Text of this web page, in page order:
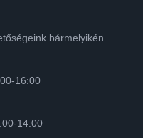
bármelyikén.
16:00
14:00